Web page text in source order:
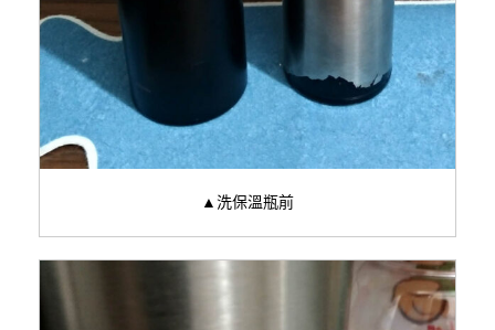
▲洗保溫瓶前